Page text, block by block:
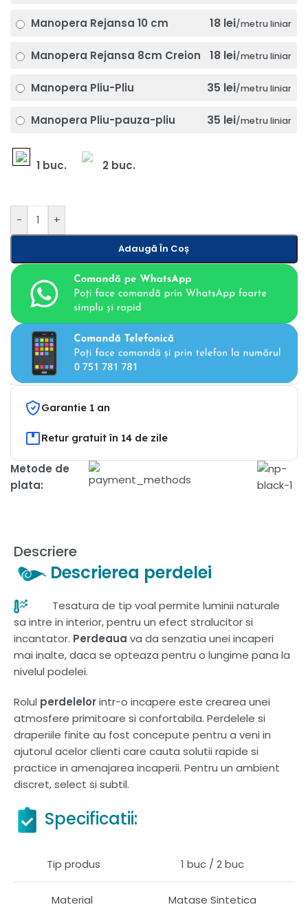
Manopera Rejansa 10 cm 18 lei/metru liniar
Manopera Rejansa 8cm Creion 18 lei/metru liniar
Manopera Pliu-Pliu 35 lei/metru liniar
Manopera Pliu-pauza-pliu 35 lei/metru liniar
1 buc. 2 buc.
- +
Adaugă În Coș
Garantie 1 an
Retur gratuit în 14 de zile
Metode de
plata:
Descriere
Descrierea perdelei
Tesatura de tip voal permite luminii naturale
sa intre in interior, pentru un efect stralucitor si
incantator. Perdeaua va da senzatia unei incaperi
mai inalte, daca se opteaza pentru o lungime pana la
nivelul podelei.
Rolul perdelelorintr-o incapere este crearea unei
atmosfere primitoare si confortabila. Perdelele si
draperiile finite au fost concepute pentru a veni in
ajutorul acelor clienti care cauta solutii rapide si
practice in amenajarea incaperii. Pentru un ambient
discret, select si subtil.
Specificatii:
Tip produs 1 buc / 2 buc
Material Matase Sintetica